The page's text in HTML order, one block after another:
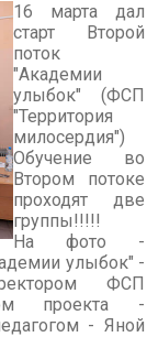
16 марта дал
старт Второй
поток
"Академии
улыбок" (ФСП
"Территория
милосердия")
Обучение во
Втором потоке
проходят две
группы!!!!!
На фото -
улыбок" -
ФСП
проекта -
- Яной